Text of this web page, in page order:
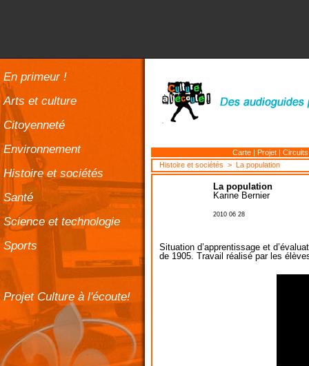
En primeur !
Arts et culture
Citoyenneté
Environnement
Histoire et sociétés
Santé
Science et technologie
Sports
Projet Culture à l'écoute!
Carte | Projet |
Histoire et sociétés > La population
La population
Karine Bernier
2010 06 28
Situation d’apprentissage et
de 1905. Travail réalisé par les